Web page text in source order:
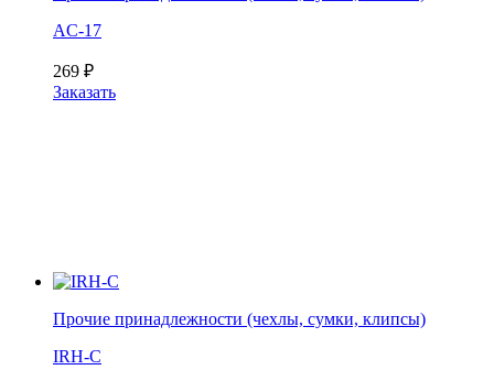
AC-17
269 ₽
Заказать
Прочие принадлежности (чехлы, сумки, клипсы)
IRH-C